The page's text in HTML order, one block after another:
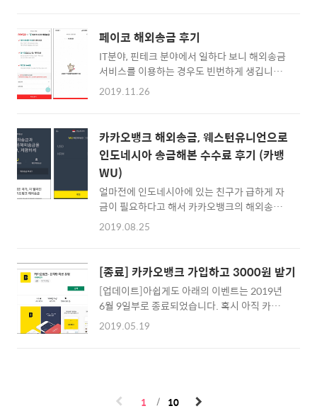
다. 가령 국내에서는 여러가지 이유로 결제가 막
혀있어도, 페이오니아 체크카드는 결제가 가능
한..
되었기에 첫날부터 꾸준히 잔액을 999원으로
만들면서 달려보았습니다. 제 기억으로는 가장
처음에 100원 정도가 되면 자판기 커피 그림이
나오고, 300~500원 정도로 시작하면 막대사탕
부터 시작하는 것으로 알고 있는데요. ^^ 초기
판기 커피나 막대사탕으로 시작해서... 토요일,
일요일을 제외하고 조금씩 모아갔더니 떡볶이
도 나오고, 카톡 이모티콘 가격도 나옵니다. ^^
3000원을 조금..
페이코 해외송금 후기
IT분야, 핀테크 분야에서 일하다 보니 해외송금
서비스를 이용하는 경우도 빈번하게 생깁니다.
프로젝트가 너무 바쁘다보니, 약 한달 전쯤에 페
보려고 합니다.저는 인도네시아에 출장도 자주
가는 편이었고, 이번에 송금을 해야 할 일이 있
어서 사용해보게 되었는데요.결론을 말하자
면... 일단 수순이 너무 복잡해서 카뱅의 WU(웨
스턴유니언) 빠른 송금만큼 만족스럽지는 못했
습니다. 해외송금의 키는 빠른 송금인 것 같은
데... 급하게 외국에 돈을 주어야 하는 상황에는
아직까지 Western Union 보다 좋은 대안은 없
Payco 해외송금 서비스를 시작하려면, 휴대폰
본인인증 ->..
2019.11.26
카카오뱅크 해외송금, 웨스턴유니언으로
인도네시아 송금해본 수수료 후기 (카뱅
WU)
얼마전에 인도네시아에 있는 친구가 급하게 자
금이 필요하다고 해서 카카오뱅크의 해외송금
서비스를 사용한 적이 있습니다. 카뱅은 2가지
WU(Western Union) 송금을 이용했습니다.
인도네시아 및 동남아 쪽으로 송금을 보내시는
분들에게 참고가 될 듯 하여 간단하게 해외송금
후기를 정리해봅니다. ▲ 카카오뱅크 빠른해외
송금 (WU, 웨스턴 유니온) 처음에는 약 120$
적용환율 1,227.45원은 약 11.95원을 더 비싸
2019.08.25
[종료] 카카오뱅크 가입하고 3000원 받기
[업데이트]아쉽게도 아래의 이벤트는 2019년
6월 9일부로 종료되었습니다. 혹시 아직 카카오
뱅크 (카뱅)을 사용하고 있지 않으신분 계신가
을 한 이후부터 거의 모든 뱅킹 및 이체 업무, 적
2019.05.19
1 10